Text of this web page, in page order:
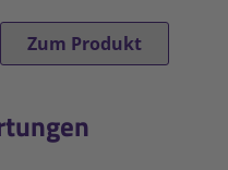
Zum Produkt